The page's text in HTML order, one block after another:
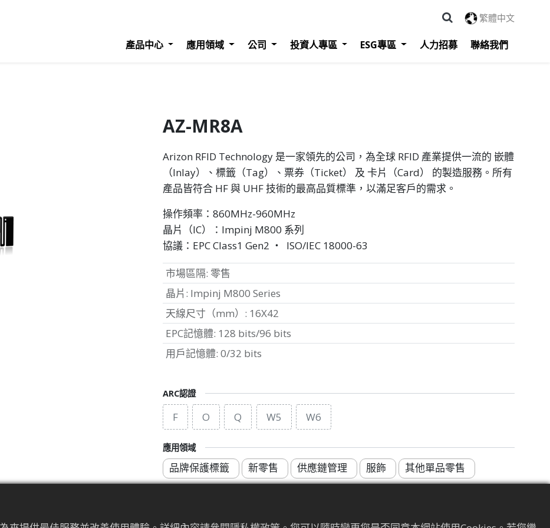
產品中心 應用領域 公司 投資人專區 ESG專區 人力招募 聯絡我們
繁體中文
AZ-MR8A
Arizon RFID Technology 是一家領先的公司，為全球 RFID 產業提供一流的 嵌體
（Inlay）、標籤（Tag）、票券（Ticket） 及 卡片（Card） 的製造服務。所有
產品皆符合 HF 與 UHF 技術的最高品質標準，以滿足客戶的需求。
操作頻率：860MHz-960MHz
晶片（IC）：Impinj M800 系列
協議：EPC Class1 Gen2 ‧ ISO/IEC 18000-63
ARC認證
F O Q W5 W6
應用領域
品牌保護標籤 新零售 供應鏈管理 服飾 其他單品零售
市場區隔: 零售
晶片 : Impinj M800 Series
天線尺寸（mm） : 16X42
EPC記憶體: 128 bits/96 bits
用戶記憶體: 0/32 bits